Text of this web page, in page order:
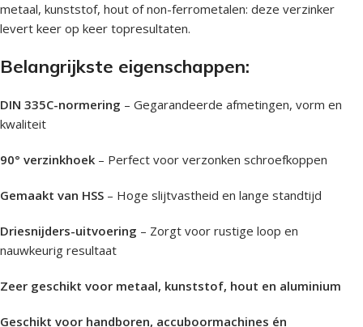
metaal, kunststof, hout of non-ferrometalen: deze verzinker
levert keer op keer topresultaten.
Belangrijkste eigenschappen:
DIN 335C-normering – Gegarandeerde afmetingen, vorm en
kwaliteit
90° verzinkhoek – Perfect voor verzonken schroefkoppen
Gemaakt van HSS – Hoge slijtvastheid en lange standtijd
Driesnijders-uitvoering – Zorgt voor rustige loop en
nauwkeurig resultaat
Zeer geschikt voor metaal, kunststof, hout en aluminium
Geschikt voor handboren, accuboormachines én